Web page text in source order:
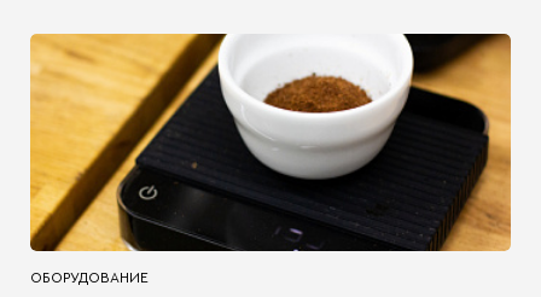
ОБОРУДОВАНИЕ